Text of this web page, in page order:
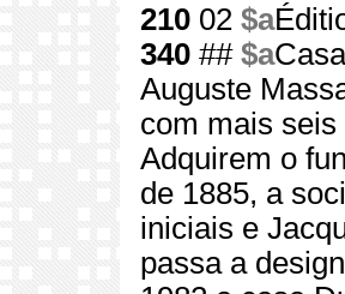
210 02 $a
340 ## $a
Auguste
com mais
Adquirem o
de 1885, a
iniciais e
passa a